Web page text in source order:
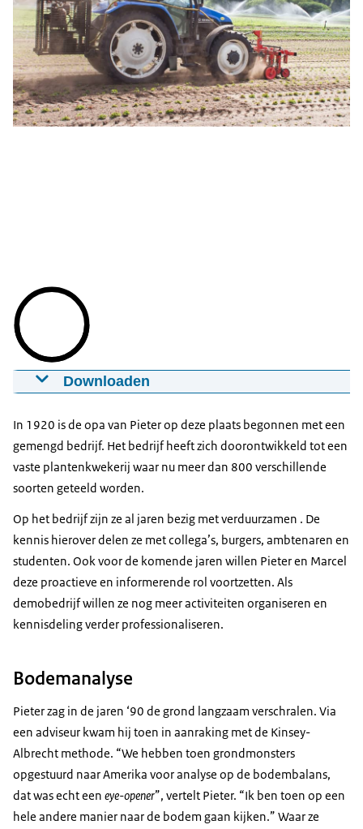
Downloaden
16-11-202203:02mp4265 MB
Download
Ondertiteling
srt
Download
In 1920 is de opa van Pieter op deze plaats begonnen met een
gemengd bedrijf. Het bedrijf heeft zich doorontwikkeld tot een
vaste plantenkwekerij waar nu meer dan 800 verschillende
soorten geteeld worden.
Op het bedrijf zijn ze al jaren bezig met verduurzamen . De
kennis hierover delen ze met collega’s, burgers, ambtenaren en
studenten. Ook voor de komende jaren willen Pieter en Marcel
deze proactieve en informerende rol voortzetten. Als
demobedrijf willen ze nog meer activiteiten organiseren en
kennisdeling verder professionaliseren.
Bodemanalyse
Pieter zag in de jaren ‘90 de grond langzaam verschralen. Via
een adviseur kwam hij toen in aanraking met de Kinsey-
Albrecht methode. “We hebben toen grondmonsters
opgestuurd naar Amerika voor analyse op de bodembalans,
dat was echt een eye-opener”, vertelt Pieter. “Ik ben toen op een
hele andere manier naar de bodem gaan kijken.” Waar ze